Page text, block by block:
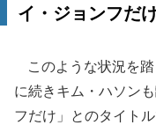
イ・ジョンフだけ
このような状況を
に続きキム・ハソン
フだけ」とのタイトル